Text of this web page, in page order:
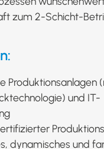
zum 2-Schicht-
Produktionsanlagen
und IT-
dynamisches und